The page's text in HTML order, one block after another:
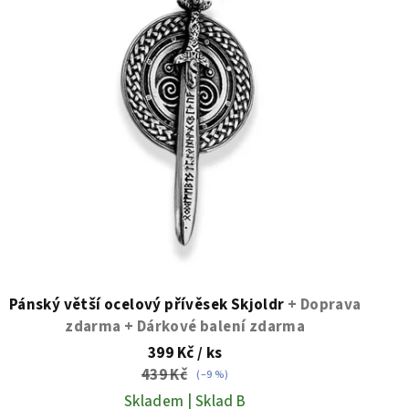
Pánský větší ocelový přívěsek Skjoldr + Doprava
zdarma + Dárkové balení zdarma
399 Kč/ ks
439 Kč (–9 %)
Skladem | Sklad B